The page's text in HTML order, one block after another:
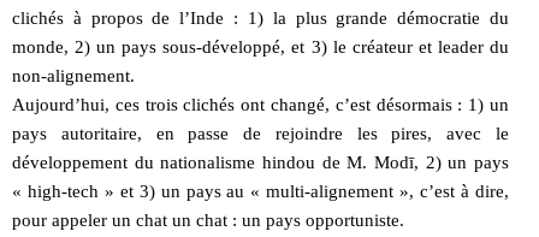
clichés à propos de l’Inde : 1) la plus grande démocratie du
monde, 2) un pays sous-développé, et 3) le créateur et leader du
non-alignement.
Aujourd’hui, ces trois clichés ont changé, c’est désormais : 1) un
pays autoritaire, en passe de rejoindre les pires, avec le
développement du nationalisme hindou de M. Modī, 2) un pays
« high-tech » et 3) un pays au « multi-alignement », c’est à dire,
pour appeler un chat un chat : un pays opportuniste.